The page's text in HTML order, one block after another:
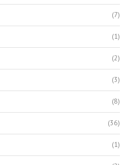
(7)
(1)
(2)
(3)
(8)
(36)
(1)